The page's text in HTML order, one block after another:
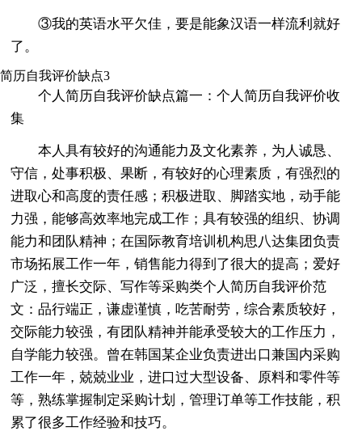
③我的英语水平欠佳，要是能象汉语一样流利就好
了。
简历自我评价缺点3
个人简历自我评价缺点篇一：个人简历自我评价收
集
本人具有较好的沟通能力及文化素养，为人诚恳、
守信，处事积极、果断，有较好的心理素质，有强烈的
进取心和高度的责任感；积极进取、脚踏实地，动手能
力强，能够高效率地完成工作；具有较强的组织、协调
能力和团队精神；在国际教育培训机构思八达集团负责
市场拓展工作一年，销售能力得到了很大的提高；爱好
广泛，擅长交际、写作等采购类个人简历自我评价范
文：品行端正，谦虚谨慎，吃苦耐劳，综合素质较好，
交际能力较强，有团队精神并能承受较大的工作压力，
自学能力较强。曾在韩国某企业负责进出口兼国内采购
工作一年，兢兢业业，进口过大型设备、原料和零件等
等，熟练掌握制定采购计划，管理订单等工作技能，积
累了很多工作经验和技巧。